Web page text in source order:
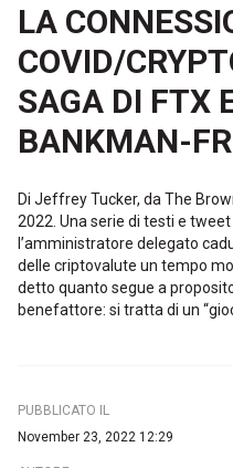
LA
COVID/
SAGA DI FTX
BANKMAN-
Di Jeffrey Tucker, da The
2022. Una serie di testi e
l’amministratore delegato
delle criptovalute un tempo
detto quanto segue a
benefattore: si tratta di un
PUBBLICATO IL
November 23, 2022 12:29